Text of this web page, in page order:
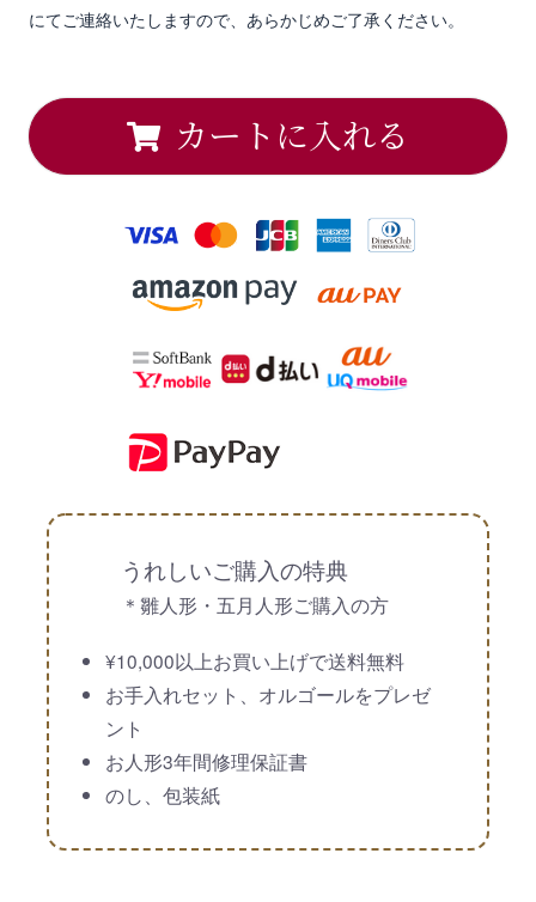
にてご連絡いたしますので、あらかじめご了承ください。
カートに入れる
うれしいご購入の特典
＊雛人形・五月人形ご購入の方
¥10,000以上お買い上げで送料無料
お手入れセット、オルゴールをプレゼ
ント
お人形3年間修理保証書
のし、包装紙